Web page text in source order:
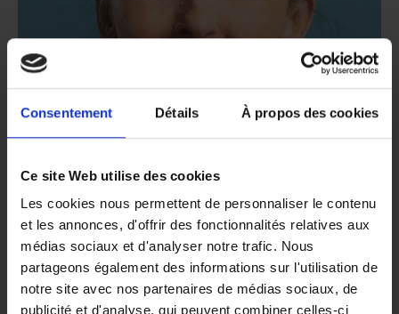
Consentement Détails À propos des cookies
Ce site Web utilise des cookies
Les cookies nous permettent de personnaliser le contenu
et les annonces, d'offrir des fonctionnalités relatives aux
médias sociaux et d'analyser notre trafic. Nous
partageons également des informations sur l'utilisation de
notre site avec nos partenaires de médias sociaux, de
publicité et d'analyse, qui peuvent combiner celles-ci